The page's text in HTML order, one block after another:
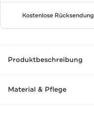
Kostenlose Rücksendung
Produktbeschreibung
Material & Pflege